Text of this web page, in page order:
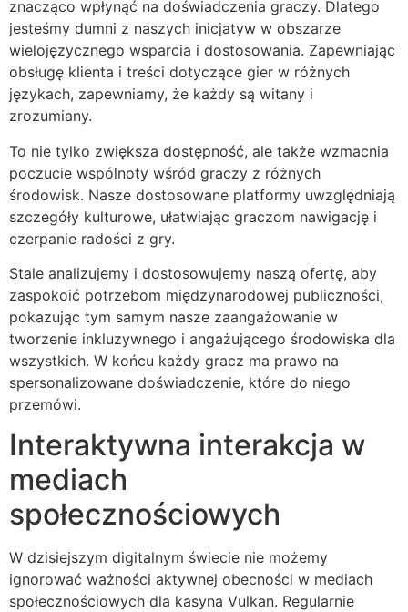
znacząco wpłynąć na doświadczenia graczy. Dlatego
jesteśmy dumni z naszych inicjatyw w obszarze
wielojęzycznego wsparcia i dostosowania. Zapewniając
obsługę klienta i treści dotyczące gier w różnych
językach, zapewniamy, że każdy są witany i
zrozumiany.
To nie tylko zwiększa dostępność, ale także wzmacnia
poczucie wspólnoty wśród graczy z różnych
środowisk. Nasze dostosowane platformy uwzględniają
szczegóły kulturowe, ułatwiając graczom nawigację i
czerpanie radości z gry.
Stale analizujemy i dostosowujemy naszą ofertę, aby
zaspokoić potrzebom międzynarodowej publiczności,
pokazując tym samym nasze zaangażowanie w
tworzenie inkluzywnego i angażującego środowiska dla
wszystkich. W końcu każdy gracz ma prawo na
spersonalizowane doświadczenie, które do niego
przemówi.
Interaktywna interakcja w
mediach
społecznościowych
W dzisiejszym digitalnym świecie nie możemy
ignorować ważności aktywnej obecności w mediach
społecznościowych dla kasyna Vulkan. Regularnie